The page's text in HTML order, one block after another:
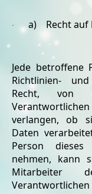
· a) Recht auf
Jede betroffene
Richtlinien-
Recht, von
verlangen, ob
Daten
Person dieses
nehmen, kann
Mitarbeiter
Verantwortlichen